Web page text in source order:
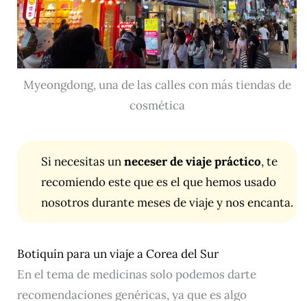
Myeongdong, una de las calles con más tiendas de
cosmética
Si necesitas unneceser de viaje práctico, te
recomiendoesteque es el que hemos usado
nosotros durante meses de viaje y nos encanta.
Botiquín para un viaje a Corea del Sur
En el tema de medicinas solo podemos darte
recomendaciones genéricas, ya que es algo